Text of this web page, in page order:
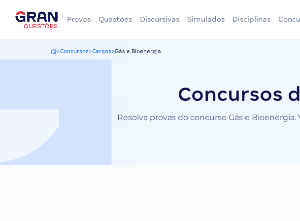
Provas Questões Discursivas Simulados Disciplinas
Gran Questões
Concursos Cargos Gás e Bioenergia
Concursos
Resolva provas do concurso Gás e